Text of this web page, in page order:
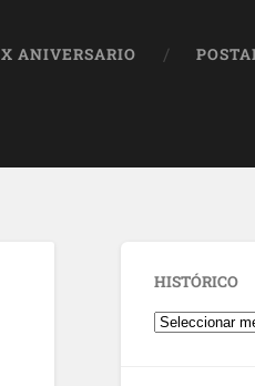
X ANIVERSARIO
HISTÓRICO